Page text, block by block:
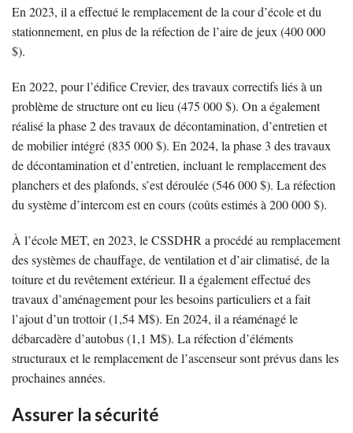
En 2023, il a effectué le remplacement de la cour d’école et du
stationnement, en plus de la réfection de l’aire de jeux (400 000
$).
En 2022, pour l’édifice Crevier, des travaux correctifs liés à un
problème de structure ont eu lieu (475 000 $). On a également
réalisé la phase 2 des travaux de décontamination, d’entretien et
de mobilier intégré (835 000 $). En 2024, la phase 3 des travaux
de décontamination et d’entretien, incluant le remplacement des
planchers et des plafonds, s’est déroulée (546 000 $). La réfection
du système d’intercom est en cours (coûts estimés à 200 000 $).
À l’école MET, en 2023, le CSSDHR a procédé au remplacement
des systèmes de chauffage, de ventilation et d’air climatisé, de la
toiture et du revêtement extérieur. Il a également effectué des
travaux d’aménagement pour les besoins particuliers et a fait
l’ajout d’un trottoir (1,54 M$). En 2024, il a réaménagé le
débarcadère d’autobus (1,1 M$). La réfection d’éléments
structuraux et le remplacement de l’ascenseur sont prévus dans les
prochaines années.
Assurer la sécurité